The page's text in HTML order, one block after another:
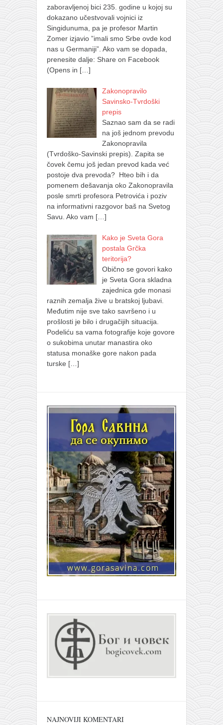
zaboravljenoj bici 235. godine u kojoj su
dokazano učestvovali vojnici iz
Singidunuma, pa je profesor Martin
Zomer izjavio ”imali smo Srbe ovde kod
nas u Germaniji”. Ako vam se dopada,
prenesite dalje: Share on Facebook
(Opens in […]
Zakonopravilo
Savinsko-Tvrdoški
prepis
Saznao sam da se radi
na još jednom prevodu
Zakonopravila
(Tvrdoško-Savinski prepis). Zapita se
čovek čemu još jedan prevod kada već
postoje dva prevoda? Hteo bih i da
pomenem dešavanja oko Zakonopravila
posle smrti profesora Petrovića i poziv
na informativni razgovor baš na Svetog
Savu. Ako vam […]
Kako je Sveta Gora
postala Grčka
teritorija?
Obično se govori kako
je Sveta Gora skladna
zajednica gde monasi
raznih zemalja žive u bratskoj ljubavi.
Međutim nije sve tako savršeno i u
prošlosti je bilo i drugačijih situacija.
Podeliću sa vama fotografije koje govore
o sukobima unutar manastira oko
statusa monaške gore nakon pada
turske […]
NAJNOVIJI KOMENTARI